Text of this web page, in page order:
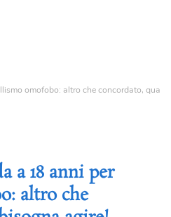
omofobo: altro che concordato, qua
a 18 anni per
altro che